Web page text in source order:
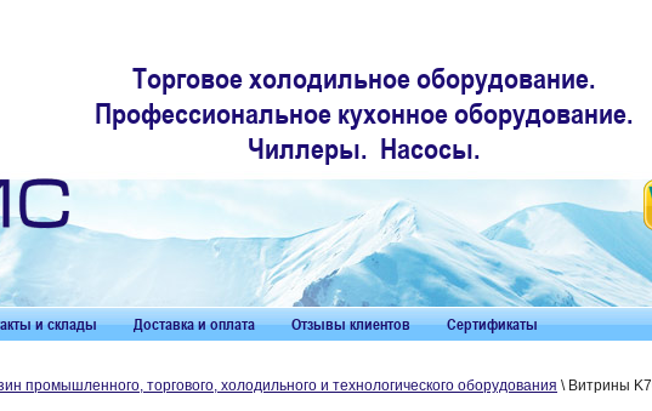
и склады Доставка и оплата Отзывы клиентов Сертификаты
Торговое холодильное оборудование.
Профессиональное кухонное оборудование.
Чиллеры. Насосы.
промышленного, торгового, холодильного и технологического оборудования \ Витрины